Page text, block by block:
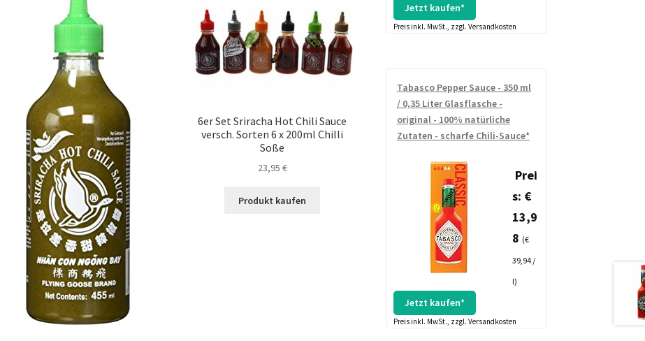
6er Set Sriracha Hot Chili Sauce
versch. Sorten 6 x 200ml Chilli
Soße
23,95 €
Produkt kaufen
Jetzt kaufen*
Preis inkl. MwSt., zzgl. Versandkosten
Tabasco Pepper Sauce - 350 ml
/ 0,35 Liter Glasflasche -
original - 100% natürliche
Zutaten - scharfe Chili-Sauce*
Prei
s: €
13,9
8 (€
39,94 /
l)
Jetzt kaufen*
Preis inkl. MwSt., zzgl. Versandkosten